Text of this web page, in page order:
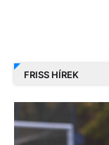
FRISS HÍREK